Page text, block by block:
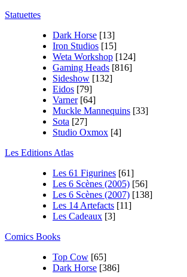
Statuettes
Dark Horse [13]
Iron Studios [15]
Weta Workshop [124]
Gaming Heads [816]
Sideshow [132]
Eidos [79]
Varner [64]
Muckle Mannequins [33]
Sota [27]
Studio Oxmox [4]
Les Editions Atlas
Les 61 Figurines [61]
Les 6 Scènes (2005) [56]
Les 6 Scènes (2007) [138]
Les 14 Artefacts [11]
Les Cadeaux [3]
Comics Books
Top Cow [65]
Dark Horse [386]